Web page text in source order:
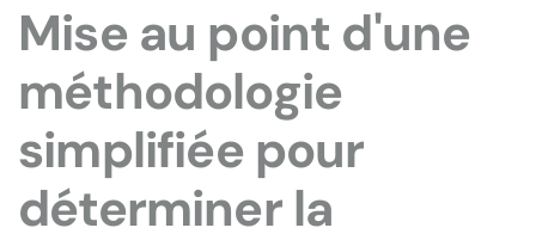
Mise au point d'une
méthodologie
simplifiée pour
déterminer la